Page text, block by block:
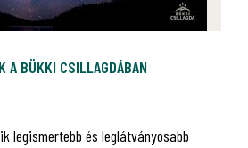
A BÜKKI CSILLAGDÁBAN
legismertebb és leglátványosabb